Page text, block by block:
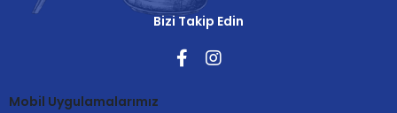
Bizi Takip Edin
Mobil Uygulamalarımız